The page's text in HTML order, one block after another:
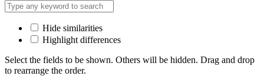
Hide similarities
Highlight differences
Select the fields to be shown. Others will be hidden. Drag and drop
to rearrange the order.